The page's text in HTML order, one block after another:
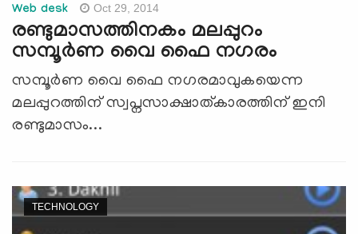
Web desk Oct 29, 2014
രണ്ടുമാസത്തിനകം മലപ്പുറം
സമ്പൂര്‍ണ വൈ ഫൈ നഗരം
സമ്പൂര്‍ണ വൈ ഫൈ നഗരമാവുകയെന്ന
മലപ്പുറത്തിന് സ്വപ്നസാക്ഷാത്കാരത്തിന് ഇനി
രണ്ടുമാസം...
TECHNOLOGY